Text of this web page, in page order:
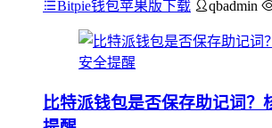
Bitpie钱包苹果版下载 qbadmin
比特派钱包是否保存助记词？